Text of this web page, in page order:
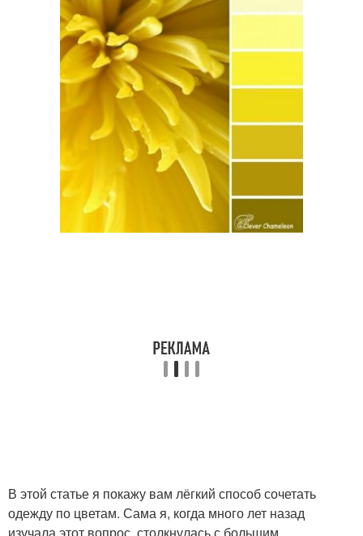
В этой статье я покажу вам лёгкий способ сочетать
одежду по цветам. Сама я, когда много лет назад